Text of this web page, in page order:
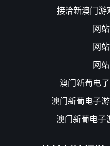
接洽新澳门游
网
网
网
澳门新葡电
澳门新葡电子
澳门新葡电子